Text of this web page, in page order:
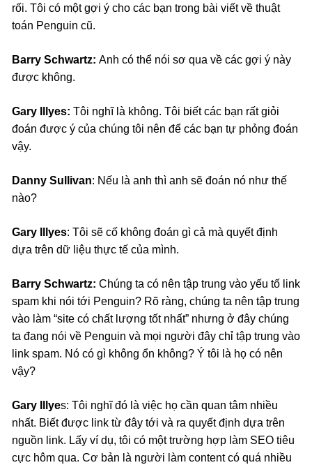
rối. Tôi có một gợi ý cho các bạn trong bài viết về thuật
toán Penguin cũ.
Barry Schwartz: Anh có thể nói sơ qua về các gợi ý này
được không.
Gary Illyes: Tôi nghĩ là không. Tôi biết các bạn rất giỏi
đoán được ý của chúng tôi nên để các bạn tự phỏng đoán
vậy.
Danny Sullivan: Nếu là anh thì anh sẽ đoán nó như thế
nào?
Gary Illyes: Tôi sẽ cố không đoán gì cả mà quyết định
dựa trên dữ liệu thực tế của mình.
Barry Schwartz: Chúng ta có nên tập trung vào yếu tố link
spam khi nói tới Penguin? Rõ ràng, chúng ta nên tập trung
vào làm “site có chất lượng tốt nhất” nhưng ở đây chúng
ta đang nói về Penguin và mọi người đây chỉ tập trung vào
link spam. Nó có gì không ổn không? Ý tôi là họ có nên
vậy?
Gary Illyes: Tôi nghĩ đó là việc họ cần quan tâm nhiều
nhất. Biết được link từ đây tới và ra quyết định dựa trên
nguồn link. Lấy ví dụ, tôi có một trường hợp làm SEO tiêu
cực hôm qua. Cơ bản là người làm content có quá nhiều